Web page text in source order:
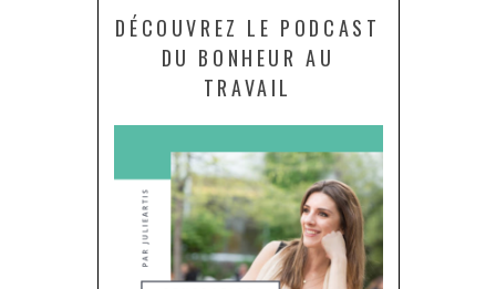
DÉCOUVREZ LE PODCAST
DU BONHEUR AU
TRAVAIL